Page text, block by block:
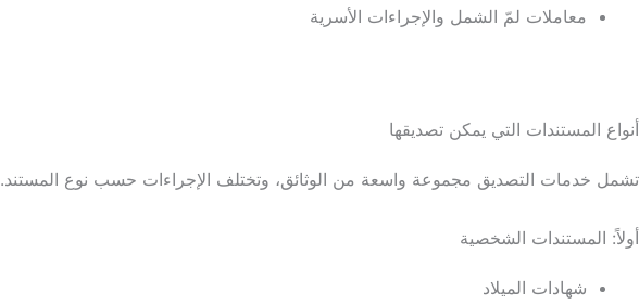
معاملات لمّ الشمل والإجراءات الأسرية
أنواع المستندات التي يمكن تصديقها
تشمل خدمات التصديق مجموعة واسعة من الوثائق، وتختلف الإجراءات حسب نوع المستند.
أولاً: المستندات الشخصية
شهادات الميلاد